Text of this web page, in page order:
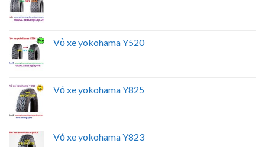
Vỏ xe yokohama Y520
Vỏ xe yokohama Y825
Vỏ xe yokohama Y823